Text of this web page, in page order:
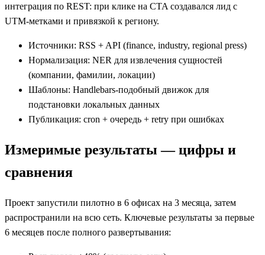
интеграция по REST: при клике на CTA создавался лид с
UTM-метками и привязкой к региону.
Источники: RSS + API (finance, industry, regional press)
Нормализация: NER для извлечения сущностей
(компании, фамилии, локации)
Шаблоны: Handlebars-подобный движок для
подстановки локальных данных
Публикация: cron + очередь + retry при ошибках
Измеримые результаты — цифры и
сравнения
Проект запустили пилотно в 6 офисах на 3 месяца, затем
распространили на всю сеть. Ключевые результаты за первые
6 месяцев после полного развертывания: